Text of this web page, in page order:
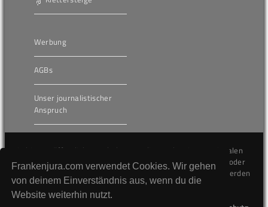
Frankenjura.com verwendet Cookies. Wir gehen
von deinem Einverständnis aus, wenn du die
Website weiterhin nutzt.
Werbung
AGBs
Unser journalistischer
Anspruch
Die hier veröffentlichten Inhalte unterliegen dem internationalen
Urheberrecht (Copyright) und dürfen nicht kopiert, verändert oder
unverändert wiederveröffentlicht werden. Gegen Verstöße werden
wir auf juristischem Wege vorgehen.